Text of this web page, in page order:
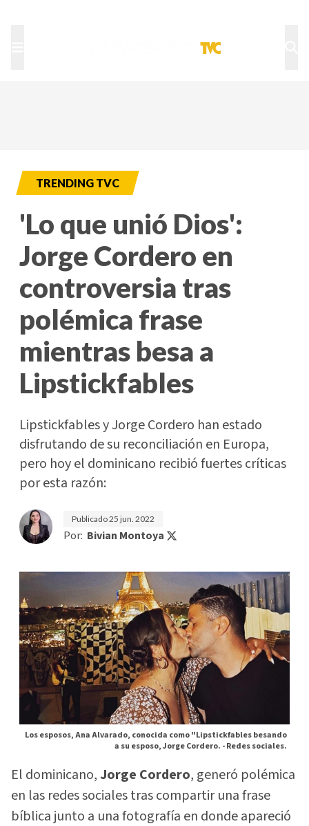
TRENDING TVC
'Lo que unió Dios':
Jorge Cordero en
controversia tras
polémica frase
mientras besa a
Lipstickfables
Lipstickfables y Jorge Cordero han estado
disfrutando de su reconciliación en Europa,
pero hoy el dominicano recibió fuertes críticas
por esta razón:
Publicado25 jun. 2022
Por: Bivian Montoya
Los esposos, Ana Alvarado, conocida como "Lipstickfables besando
a su esposo, Jorge Cordero. -Redes sociales.
El dominicano,Jorge Cordero, generó polémica
en las redes sociales tras compartir una frase
bíblica junto a una fotografía en donde apareció